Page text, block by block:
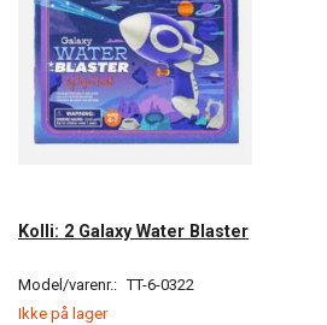
Kolli: 2 Galaxy Water Blaster
Model/varenr.: TT-6-0322
Ikke på lager